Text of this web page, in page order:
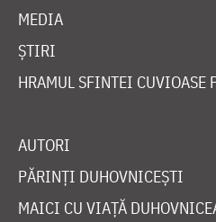
MEDIA
ȘTIRI
HRAMUL SFINTEI CUVIOASE
AUTORI
PĂRINȚI DUHOVNICEȘTI
MAICI CU VIAȚĂ